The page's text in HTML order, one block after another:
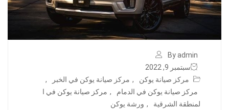
By admin
سبتمبر 9, 2022
مركز صيانة يوكن
, مركز صيانة يوكن في الخبر
,
مركز صيانة يوكن في الدمام
, مركز صيانة يوكن في ا
لمنطقة الشرقية
, ورشة يوكن